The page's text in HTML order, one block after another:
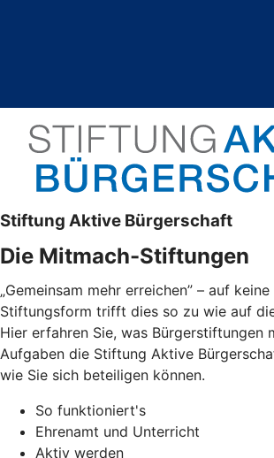
Stiftung Aktive Bürgerschaft
Die Mitmach-Stiftungen
„Gemeinsam mehr erreichen” – auf
Stiftungsform trifft dies so zu wie auf
Hier erfahren Sie, was Bürgerstiftungen
Aufgaben die Stiftung Aktive
wie Sie sich beteiligen können.
So funktioniert's
Ehrenamt und Unterricht
Aktiv werden